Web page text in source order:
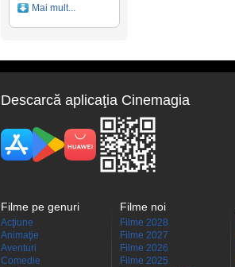
Mai mult...
Descarcă aplicaţia Cinemagia
Filme pe genuri
Acţiune
Animaţie
Aventuri
Comedie
Filme noi
Filme 2028
Filme 2027
Filme 2026
Filme 2025